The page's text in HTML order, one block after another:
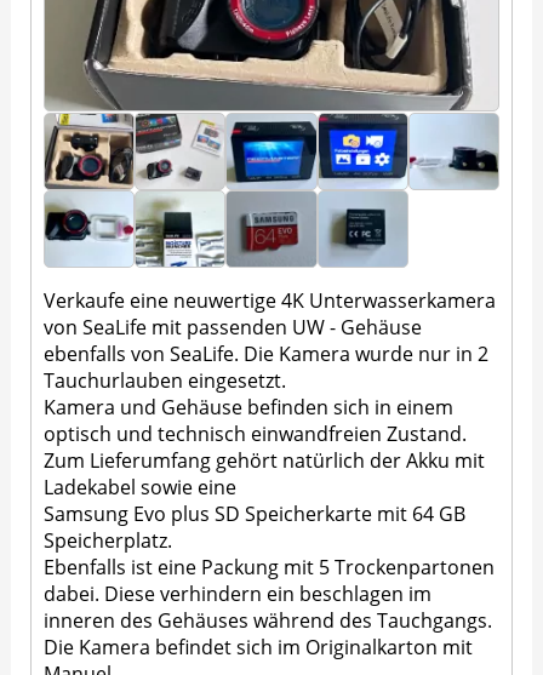
Verkaufe eine neuwertige 4K Unterwasserkamera
von SeaLife mit passenden UW - Gehäuse
ebenfalls von SeaLife. Die Kamera wurde nur in 2
Tauchurlauben eingesetzt.
Kamera und Gehäuse befinden sich in einem
optisch und technisch einwandfreien Zustand.
Zum Lieferumfang gehört natürlich der Akku mit
Ladekabel sowie eine
Samsung Evo plus SD Speicherkarte mit 64 GB
Speicherplatz.
Ebenfalls ist eine Packung mit 5 Trockenpartonen
dabei. Diese verhindern ein beschlagen im
inneren des Gehäuses während des Tauchgangs.
Die Kamera befindet sich im Originalkarton mit